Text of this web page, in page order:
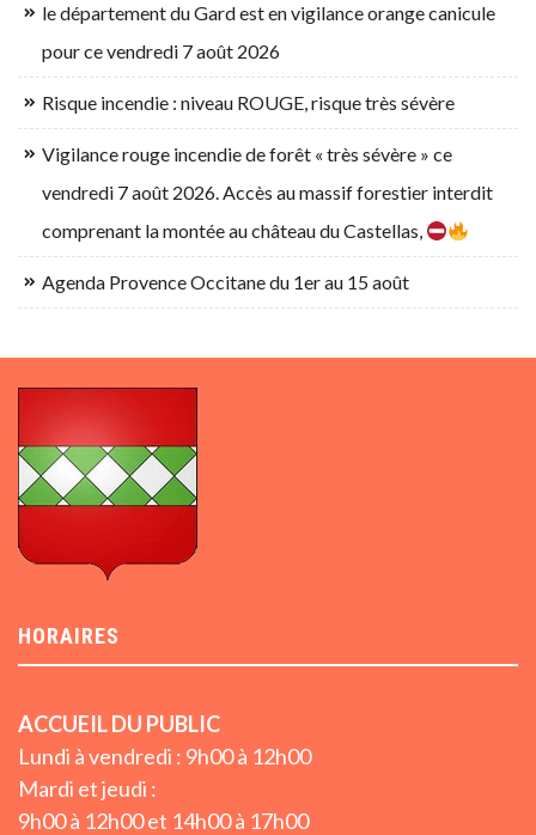
le département du Gard est en vigilance orange canicule
pour ce vendredi 7 août 2026
Risque incendie : niveau ROUGE, risque très sévère
Vigilance rouge incendie de forêt « très sévère » ce
vendredi 7 août 2026. Accès au massif forestier interdit
comprenant la montée au château du Castellas,
Agenda Provence Occitane du 1er au 15 août
HORAIRES
ACCUEIL DU PUBLIC
Lundi à vendredi : 9h00 à 12h00
Mardi et jeudi :
9h00 à 12h00 et 14h00 à 17h00